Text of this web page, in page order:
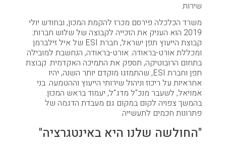
שירות.
משרד הכלכלה פירסם מכרז להקמת המכון, ובחודש יולי
2019 הוא העניק את הזכייה לקבוצה של שלוש חברות:
קבוצת הייעוץ תפן ישראל, חברת ESI של איל זילברמן
ומכללת אורט-בראודה. אורט-בראודה, הנחשבת למובילה
בתחום הרובוטיקה, תספק את התמיכה האקדמית. קבוצת
תפן וחברת ESI, שהתמזגו מוקדם יותר השנה, יהיו
אחראיות על ריכוז וניהול שירותי הייעוץ וההטמעה. בני
אמויאל, לשעבר מנכ"ל מדג"ל, יעמוד בראש המכון.
בהמשך צפויה לקום במקום גם מעבדת הדגמה של
פתרונות חכמים לתעשייה.
"החולשה שלנו היא באינטגרציה"